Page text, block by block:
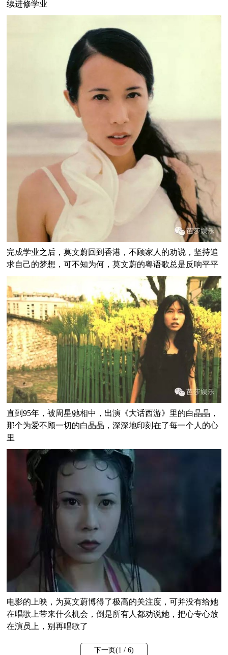
续进修学业
完成学业之后，莫文蔚回到香港，不顾家人的劝说，坚持追
求自己的梦想，可不知为何，莫文蔚的粤语歌总是反响平平
直到95年，被周星驰相中，出演《大话西游》里的白晶晶，
那个为爱不顾一切的白晶晶，深深地印刻在了每一个人的心
里
电影的上映，为莫文蔚博得了极高的关注度，可并没有给她
在唱歌上带来什么机会，倒是所有人都劝说她，把心专心放
在演员上，别再唱歌了
下一页(1 / 6)